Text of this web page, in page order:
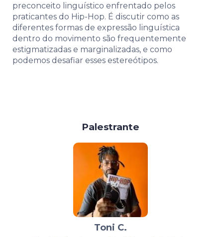
preconceito linguístico enfrentado pelos
praticantes do Hip-Hop. É discutir como as
diferentes formas de expressão linguística
dentro do movimento são frequentemente
estigmatizadas e marginalizadas, e como
podemos desafiar esses estereótipos.
Palestrante
Toni C.